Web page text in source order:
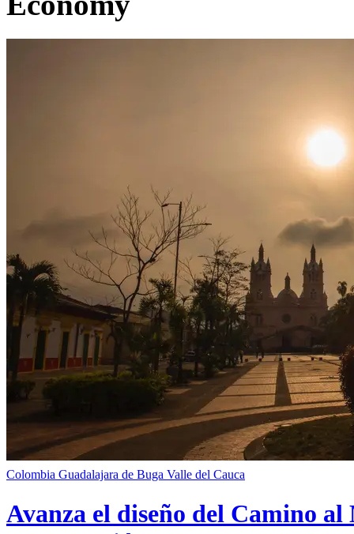
Colombia Guadalajara de Buga Valle del Cauca
Avanza el diseño del Camino